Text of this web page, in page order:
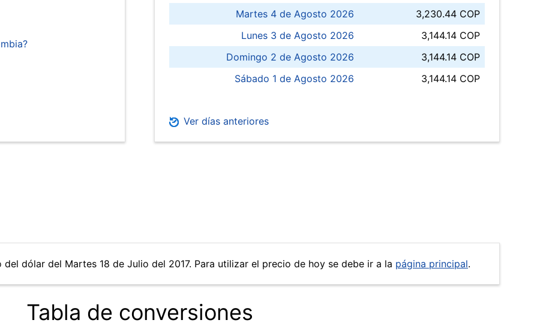
Martes 4 de Agosto 2026
3,230.44 COP
Lunes 3 de Agosto 2026
3,144.14 COP
Domingo 2 de Agosto 2026
3,144.14 COP
Sábado 1 de Agosto 2026
3,144.14 COP
Ver días anteriores
dólar del Martes 18 de Julio del 2017. Para utilizar el precio de hoy se debe ir a la página principal.
Tabla de conversiones